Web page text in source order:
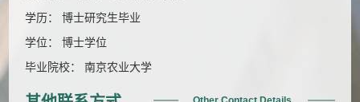
学历： 博士研究生毕业
学位： 博士学位
毕业院校： 南京农业大学